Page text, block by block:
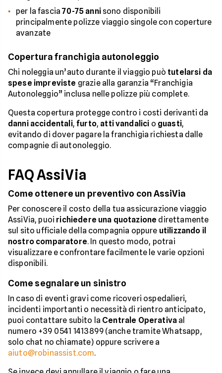
per la fascia70-75 annisono disponibili
principalmente polizze viaggio singole con coperture
avanzate
Copertura franchigia autonoleggio
Chi noleggia un’auto durante il viaggio può tutelarsi da
spese impreviste grazie alla garanzia “Franchigia
Autonoleggio” inclusa nelle polizze più complete.
Questa copertura protegge contro i costi derivanti da
danni accidentali,furto, atti vandalici o guasti,
evitando di dover pagare la franchigia richiesta dalle
compagnie di autonoleggio.
FAQ AssiVia
Come ottenere un preventivo con AssiVia
Per conoscere il costo della tua assicurazione viaggio
AssiVia, puoi richiedere una quotazione direttamente
sul sito ufficiale della compagnia oppure utilizzando il
nostro comparatore. In questo modo, potrai
visualizzare e confrontare facilmente le varie opzioni
disponibili.
Come segnalare un sinistro
In caso di eventi gravi come ricoveri ospedalieri,
incidenti importanti o necessità di rientro anticipato,
puoi contattare subito la Centrale Operativa al
numero +39 0541 1413899 (anche tramite Whatsapp,
solo chat no chiamate) oppure scrivere a
aiuto@robinassist.com.